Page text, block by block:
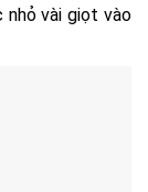
nhỏ vài giọt vào